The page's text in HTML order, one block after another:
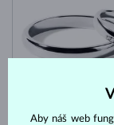
Aby náš web